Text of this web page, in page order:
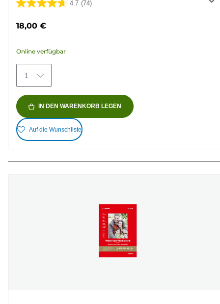
4.7 (74)
4.7
5
74
Bewertungen
18,00 €
Online verfügbar
1
IN DEN WARENKORB LEGEN
Auf die Wunschliste